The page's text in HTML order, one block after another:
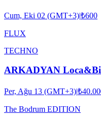
Cum, Eki 02 (GMT+3)|₺600
FLUX
TECHNO
ARKADYAN
Per, Ağu 13 (GMT+3)|
The Bodrum EDITION